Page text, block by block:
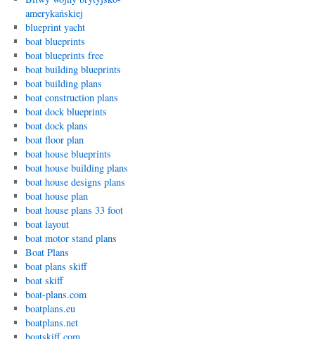
amerykańskiej
blueprint yacht
boat blueprints
boat blueprints free
boat building blueprints
boat building plans
boat construction plans
boat dock blueprints
boat dock plans
boat floor plan
boat house blueprints
boat house building plans
boat house designs plans
boat house plan
boat house plans 33 foot
boat layout
boat motor stand plans
Boat Plans
boat plans skiff
boat skiff
boat-plans.com
boatplans.eu
boatplans.net